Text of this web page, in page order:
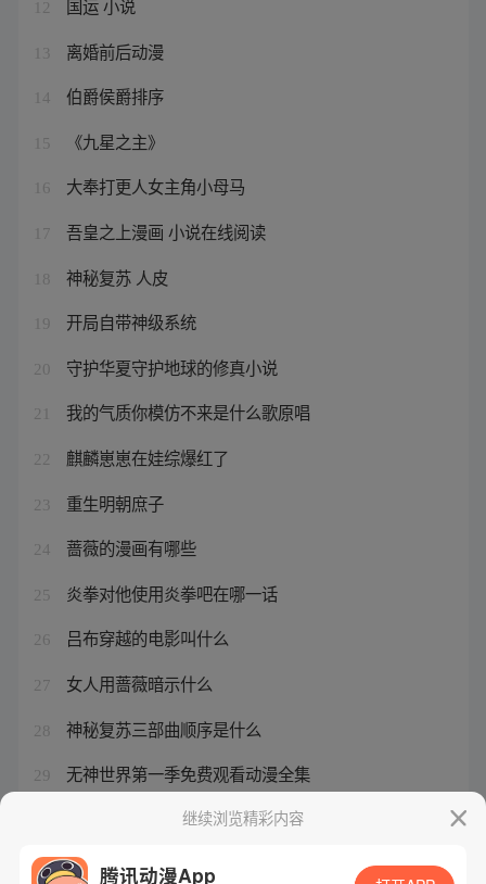
12 国运 小说
13 离婚前后动漫
14 伯爵侯爵排序
15 《九星之主》
16 大奉打更人女主角小母马
17 吾皇之上漫画 小说在线阅读
18 神秘复苏 人皮
19 开局自带神级系统
20 守护华夏守护地球的修真小说
21 我的气质你模仿不来是什么歌原唱
22 麒麟崽崽在娃综爆红了
23 重生明朝庶子
24 蔷薇的漫画有哪些
25 炎拳对他使用炎拳吧在哪一话
26 吕布穿越的电影叫什么
27 女人用蔷薇暗示什么
28 神秘复苏三部曲顺序是什么
29 无神世界第一季免费观看动漫全集
继续浏览精彩内容
腾讯动漫App